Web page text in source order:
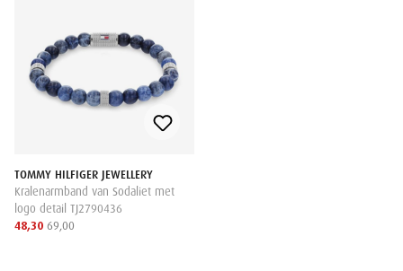
TOMMY HILFIGER JEWELLERY
Kralenarmband van Sodaliet met
logo detail TJ2790436
48,30 69,00